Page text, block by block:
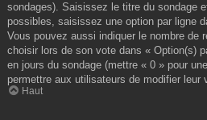
sondages). Saisissez le titre du sondage
possibles, saisissez une option par ligne
Vous pouvez aussi indiquer le nombre de
choisir lors de son vote dans « Option(s)
en jours du sondage (mettre « 0 » pour
permettre aux utilisateurs de modifier leur
Haut